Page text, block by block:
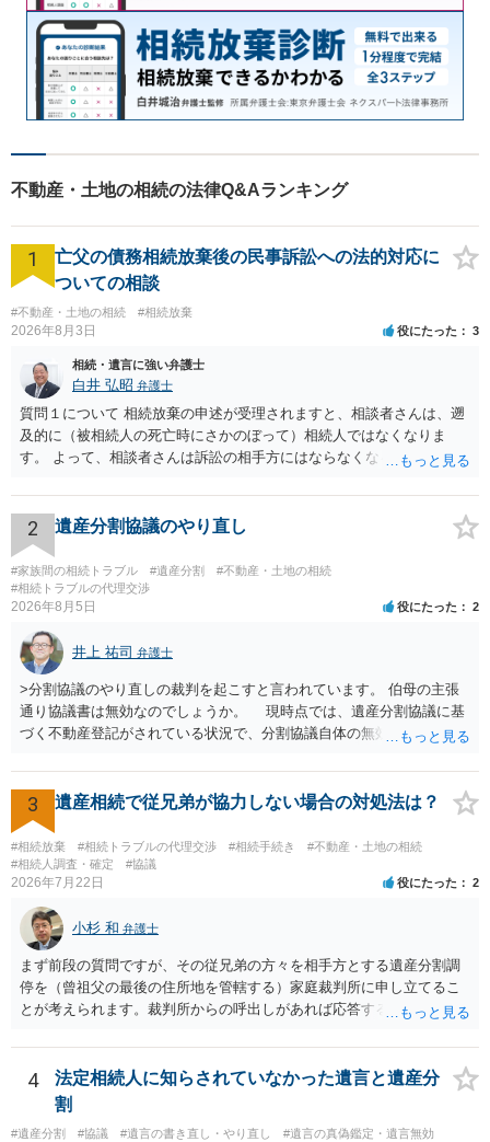
不動産・土地の相続の法律Q&Aランキング
1
亡父の債務相続放棄後の民事訴訟への法的対応に
ついての相談
#不動産・土地の相続 #相続放棄
2026年8月3日 役にたった 3
相続・遺言に強い弁護士
白井 弘昭 弁護士
質問１について 相続放棄の申述が受理されますと、相談者さんは、遡
及的に（被相続人の死亡時にさかのぼって）相続人ではなくなりま
す。 よって、相談者さんは訴訟の相手方にはならなくなるので（明け
理証明を家庭裁判所で取得し、コピーを答弁書に添えて裁判所に提出
してください。 質問２について 請求棄却を求める答弁書を提出すれ
ば、第１回期日は出席する必要がありません。その日は差支え（用事
があり出席できない）との記載で十分です。 質問３について 弁護士で
はないので、ｍｉｎｔｓでの提出の必要は無いと思います。郵送（期
限までに届けばよい）で十分です。 詳細は、書面記載の裁判所書記官
にお問い合わせください。 以上、ご参考まで。
2 遺産分割協議のやり直し
#家族間の相続トラブル #遺産分割
#不動産・土地の相続
#相続トラブルの代理交渉
2026年8月5日 役にたった 2
井上 祐司 弁護士
>分割協議のやり直しの裁判を起こすと言われています。 伯母の主張
通り協議書は無効なのでしょうか。 現時点では、遺産分割協議に基
づく不動産登記がされている状況で、分割協議自体の無効を裁判所が
方の訴訟の主張及び立証次第ですが、 ・御祖母様の認知能力に関する
医師の意見書、筆跡鑑定 が提出されればその効力が否定される可能性
はありますが、 ・伯母様自身が分割協議に加わっていること ・御祖母
様の意に反する遺産分割協議を行う実益が誰にあったかの立証が困難
であること からすると、実際に遺産分割協議の効力が否定される可能
性はそれほど高くない（立証のハードルは非常に高い）ということが
言えると思います。
3 遺産相続で従兄弟が協力しない場合の対処法は？
#相続放棄 #相続トラブルの代理交渉 #相続手続き
#不動産・土地の相続
#相続人調査・確定
#協議
2026年7月22日 役にたった 2
小杉 和 弁護士
まず前段の質問ですが、その従兄弟の方々を相手方とする遺産分割調
停を（曾祖父の最後の住所地を管轄する）家庭裁判所に申し立てるこ
とが考えられます。裁判所からの呼出しがあれば応答する可能性がま
能と思われます。時間が思った以上にないので必要書類をてきぱきと
揃える必要があります。その点是非御注意ください。
4
法定相続人に知らされていなかった遺言と遺産分
割
#遺産分割 #協議 #遺言の書き直し・やり直し
#遺言の真偽鑑定・遺言無効